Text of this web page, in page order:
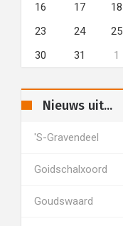
16
17 18
23
24 25
30
31 1
Nieuws uit...
's-Gravendeel
Goidschalxoord
Goudswaard